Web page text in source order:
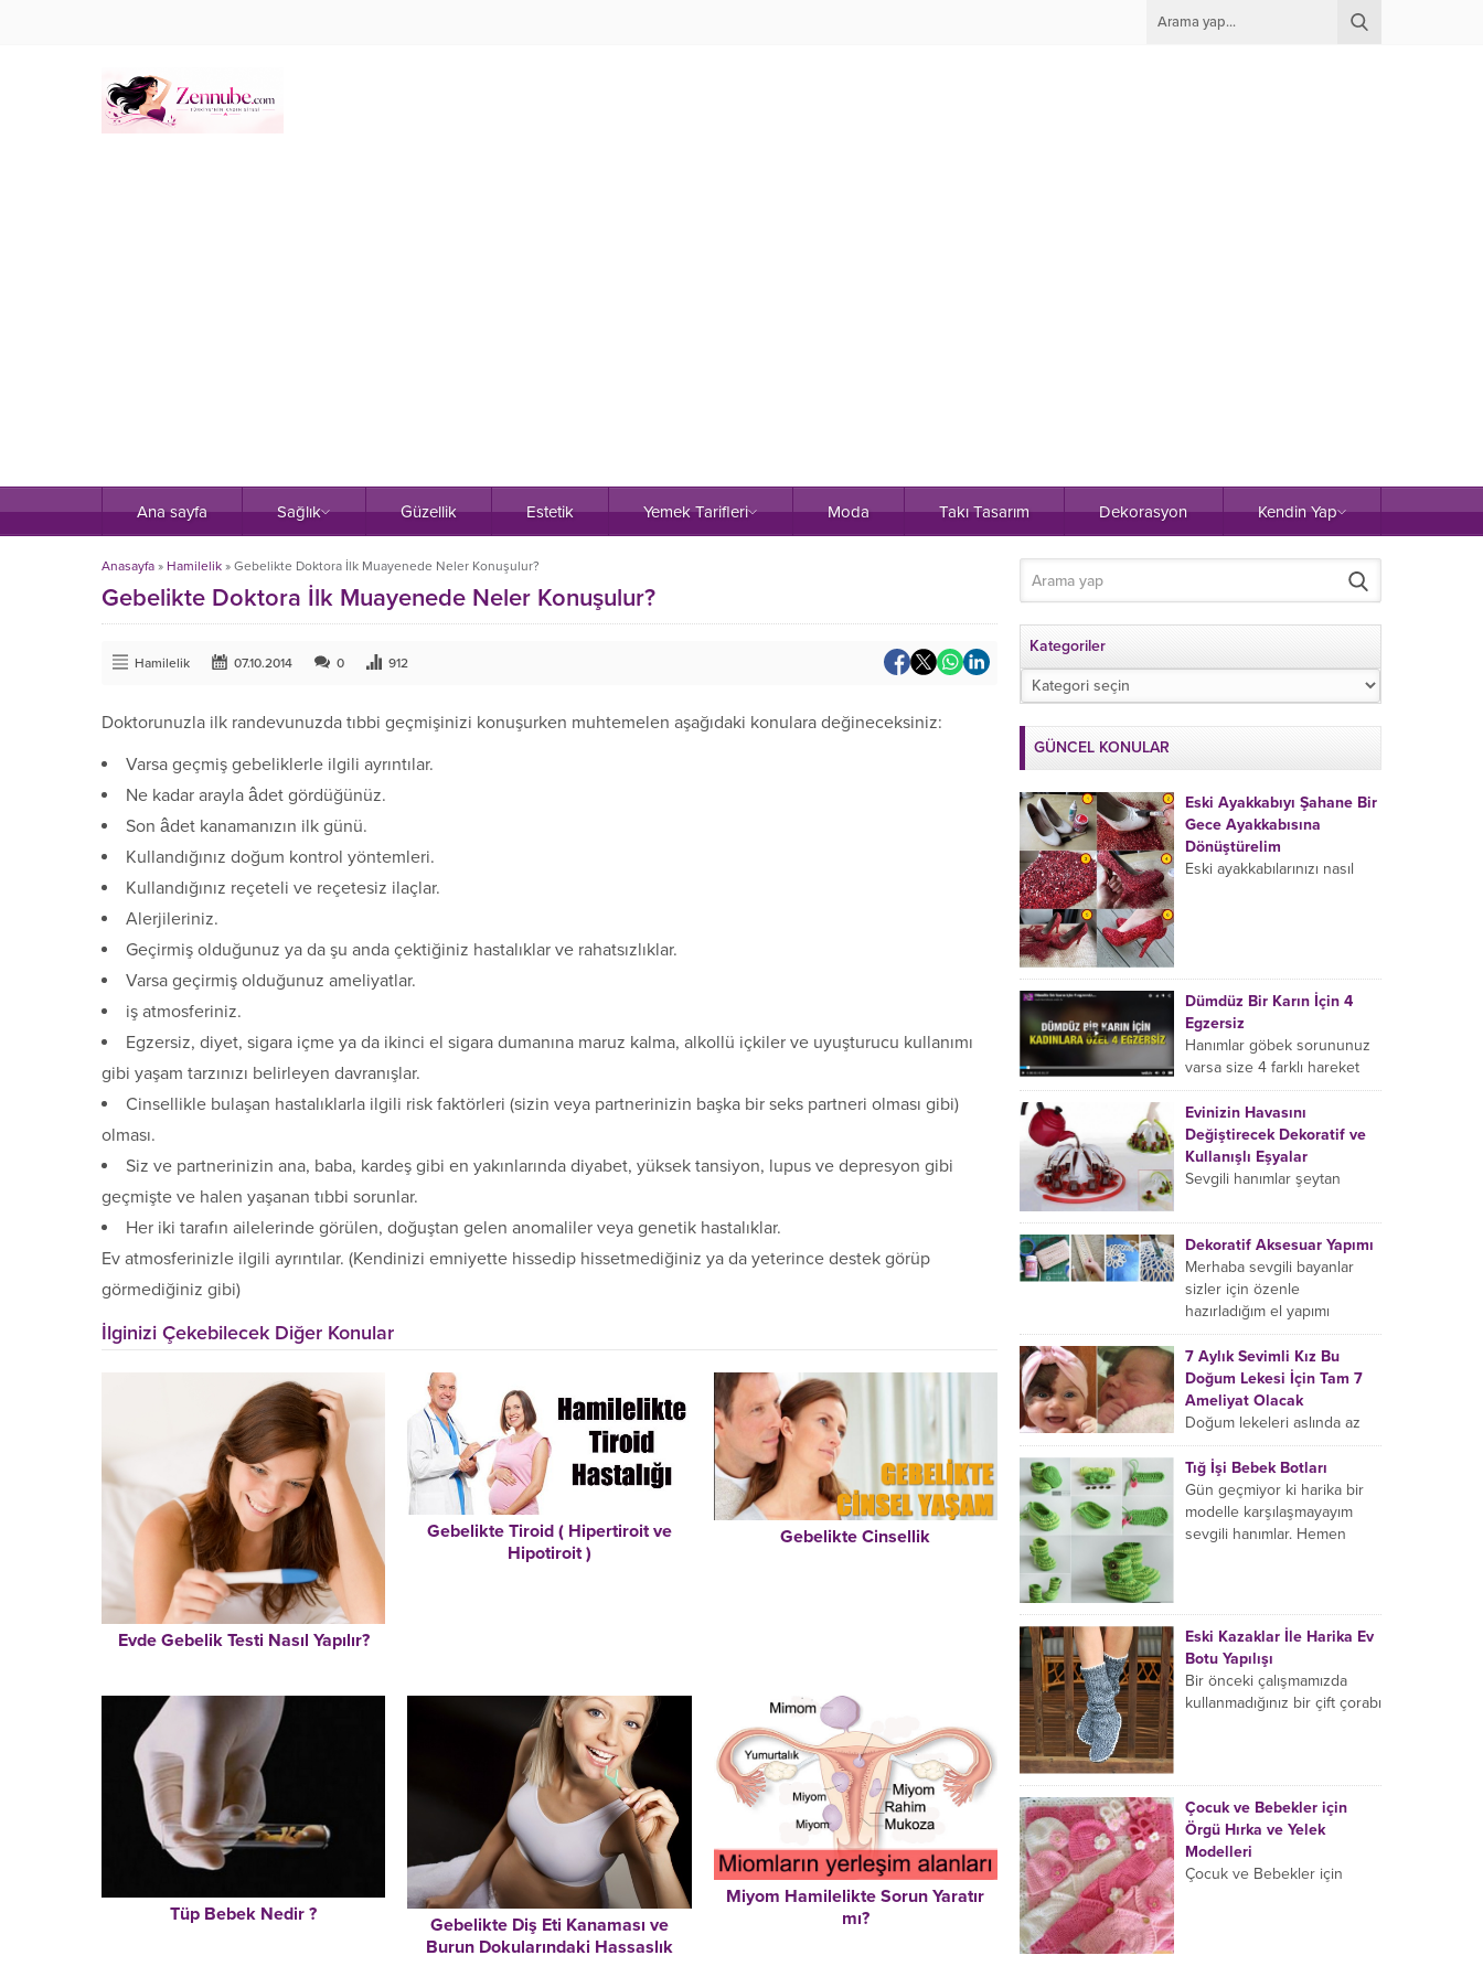
Ana sayfa Sağlık Güzellik Estetik Yemek Tarifleri Moda Takı Tasarım Dekorasyon Kendin Yap
Anasayfa » Hamilelik » Gebelikte Doktora İlk Muayenede Neler Konuşulur?
Gebelikte Doktora İlk Muayenede Neler Konuşulur?
Hamilelik 07.10.2014 0 912
Doktorunuzla ilk randevunuzda tıbbi geçmişinizi konuşurken muhtemelen aşağıdaki konulara değineceksiniz:
Varsa geçmiş gebeliklerle ilgili ayrıntılar.
Ne kadar arayla âdet gördüğünüz.
Son âdet kanamanızın ilk günü.
Kullandığınız doğum kontrol yöntemleri.
Kullandığınız reçeteli ve reçetesiz ilaçlar.
Alerjileriniz.
Geçirmiş olduğunuz ya da şu anda çektiğiniz hastalıklar ve rahatsızlıklar.
Varsa geçirmiş olduğunuz ameliyatlar.
iş atmosferiniz.
Egzersiz, diyet, sigara içme ya da ikinci el sigara dumanına maruz kalma, alkollü içkiler ve uyuşturucu kullanımı
gibi yaşam tarzınızı belirleyen davranışlar.
Cinsellikle bulaşan hastalıklarla ilgili risk faktörleri (sizin veya partnerinizin başka bir seks partneri olması gibi)
olması.
Siz ve partnerinizin ana, baba, kardeş gibi en yakınlarında diyabet, yüksek tansiyon, lupus ve depresyon gibi
geçmişte ve halen yaşanan tıbbi sorunlar.
Her iki tarafın ailelerinde görülen, doğuştan gelen anomaliler veya genetik hastalıklar.
Ev atmosferinizle ilgili ayrıntılar. (Kendinizi emniyette hissedip hissetmediğiniz ya da yeterince destek görüp
görmediğiniz gibi)
İlginizi Çekebilecek Diğer Konular
Evde Gebelik Testi Nasıl Yapılır?
Gebelikte Tiroid ( Hipertiroit ve
Hipotiroit )
Gebelikte Cinsellik
Tüp Bebek Nedir ?
Gebelikte Diş Eti Kanaması ve
Burun Dokularındaki Hassaslık
Miyom Hamilelikte Sorun Yaratır
mı?
Kategoriler
Kategoriler
GÜNCEL KONULAR
Eski Ayakkabıyı Şahane Bir
Gece Ayakkabısına
Dönüştürelim
Eski ayakkabılarınızı nasıl
atmaya da kıyamadığınız,
belki taaa gelinlik
zamanınızdan...
Dümdüz Bir Karın İçin 4
Egzersiz
Hanımlar göbek sorununuz
varsa size 4 farklı hareket
göstereceğiz, bu 4 farklı
hareketin her birini sadece 2
dakika yapacaksınız yani...
Evinizin Havasını
Değiştirecek Dekoratif ve
Kullanışlı Eşyalar
Sevgili hanımlar şeytan
eviniz için birbirinden şık,
modern ve farklı ev
aksesuar ve eşyalarını bir
araya...
Dekoratif Aksesuar Yapımı
Merhaba sevgili bayanlar
sizler için özenle
hazırladığım el yapımı
aksesuar modellerini
inceledikten sonra evimizde
kendi emeğimiz olan
tasarımları sergileme ve...
7 Aylık Sevimli Kız Bu
Doğum Lekesi İçin Tam 7
Ameliyat Olacak
Doğum lekeleri aslında az
rastlanan bir durum değil,
ancak bu minik sevimli kızın
neredeyse yüzünün yarısını
kaplamış durumda.
Avustralya’nın Towradji
Tığ İşi Bebek Botları
Gün geçmiyor ki harika bir
modelle karşılaşmayayım
sevgili hanımlar. Hemen
Eski Kazaklar İle Harika Ev
Botu Yapılışı
Bir önceki çalışmamızda
kullanmadığınız bir çift çorabı
hanımlar. Şimdi de...
Çocuk ve Bebekler için
Örgü Hırka ve Yelek
Modelleri
Çocuk ve Bebekler için